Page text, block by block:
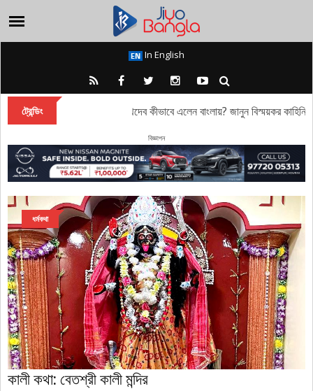
In English
ট্রেন্ডিং পুরীর জগন্নাথদেব কীভাবে এলেন বাংলায়? জানুন বিস্ময়কর কাহিনি
বিজ্ঞাপন
ধর্মকথা
কালী কথা: বেতশ্রী কালী মন্দির